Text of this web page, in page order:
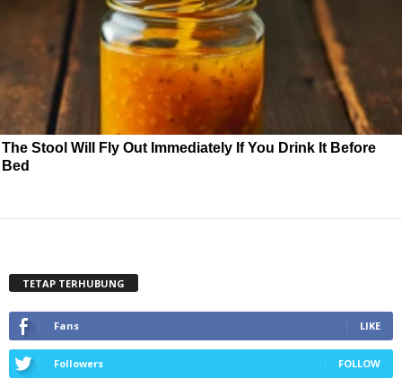
The Stool Will Fly Out Immediately If You Drink It Before
Bed
TETAP TERHUBUNG
Fans LIKE
Followers FOLLOW